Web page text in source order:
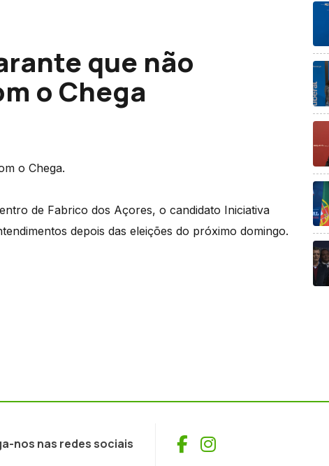
que não
o Chega
o Chega.
de Fabrico dos Açores, o candidato Iniciativa
depois das eleições do próximo domingo.
nos nas redes sociais Facebook
Instagram